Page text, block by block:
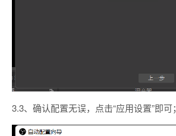
3.3、确认配置无误，点击“应用设置”即可；